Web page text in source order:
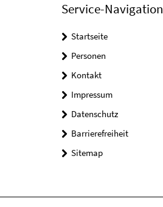
Service-Navigation
Startseite
Personen
Kontakt
Impressum
Datenschutz
Barrierefreiheit
Sitemap